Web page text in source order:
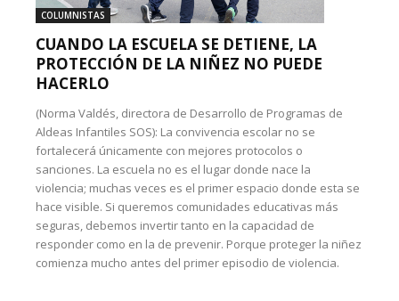
COLUMNISTAS
CUANDO LA ESCUELA SE DETIENE, LA
PROTECCIÓN DE LA NIÑEZ NO PUEDE
HACERLO
(Norma Valdés, directora de Desarrollo de Programas de
Aldeas Infantiles SOS): La convivencia escolar no se
fortalecerá únicamente con mejores protocolos o
sanciones. La escuela no es el lugar donde nace la
violencia; muchas veces es el primer espacio donde esta se
hace visible. Si queremos comunidades educativas más
seguras, debemos invertir tanto en la capacidad de
responder como en la de prevenir. Porque proteger la niñez
comienza mucho antes del primer episodio de violencia.